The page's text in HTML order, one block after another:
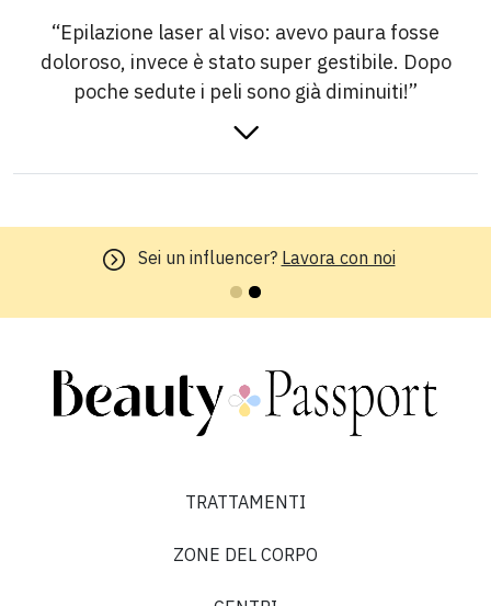
“Epilazione laser al viso: avevo paura fosse
doloroso, invece è stato super gestibile. Dopo
poche sedute i peli sono già diminuiti!”
valeria T.
5 su 5
5 su 5
Sei un influencer? Lavora con noi
TRATTAMENTI
ZONE DEL CORPO